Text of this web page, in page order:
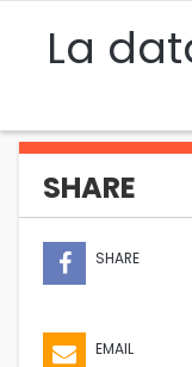
La
SHARE
SHARE
EMAIL